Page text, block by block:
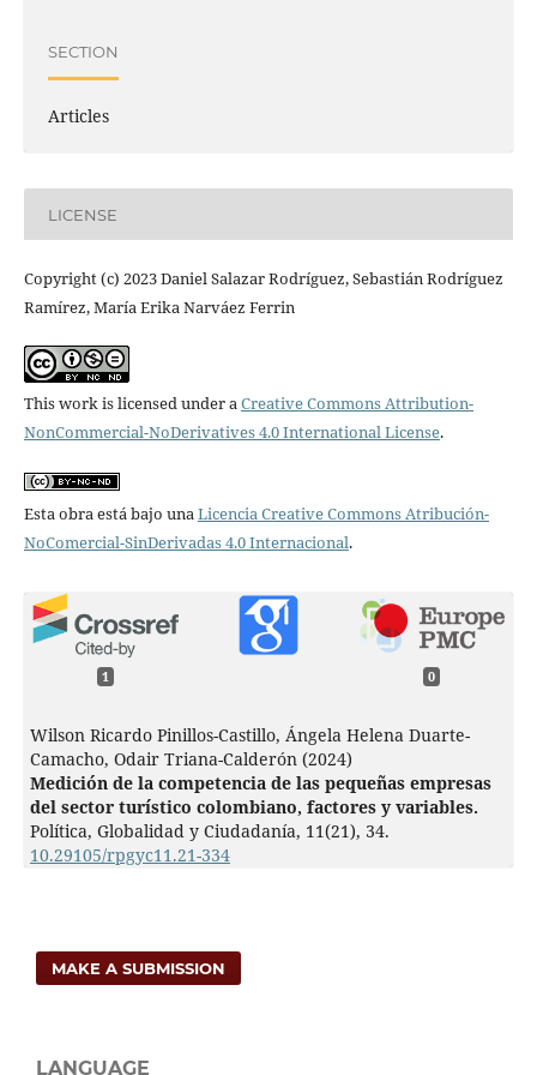
SECTION
Articles
LICENSE
Copyright (c) 2023 Daniel Salazar Rodríguez, Sebastián Rodríguez
Ramírez, María Erika Narváez Ferrin
This work is licensed under aCreative Commons Attribution-
NonCommercial-NoDerivatives 4.0 International License.
Esta obra está bajo unaLicencia Creative Commons Atribución-
NoComercial-SinDerivadas 4.0 Internacional.
1 0
Wilson Ricardo Pinillos-Castillo, Ángela Helena Duarte-
Camacho, Odair Triana-Calderón (2024)
Medición de la competencia de las pequeñas empresas
del sector turístico colombiano, factores y variables.
Política, Globalidad y Ciudadanía, 11(21), 34.
10.29105/rpgyc11.21-334
MAKE A SUBMISSION
LANGUAGE